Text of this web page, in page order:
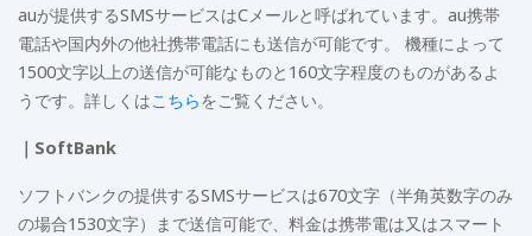
auが提供するSMSサービスはCメールと呼ばれています。au携帯
電話や国内外の他社携帯電話にも送信が可能です。 機種によって
1500文字以上の送信が可能なものと160文字程度のものがあるよ
うです。詳しくはこちらをご覧ください。
｜SoftBank
ソフトバンクの提供するSMSサービスは670文字（半角英数字のみ
の場合1530文字）まで送信可能で、料金は携帯電は又はスマート